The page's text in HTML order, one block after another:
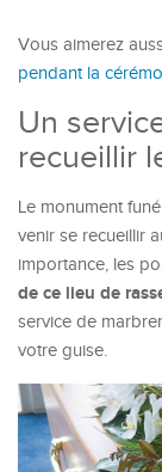
Vous aimerez
pendant la
Un
recueillir
Le monument
venir se recueillir
importance, les
de ce lieu de
service de
votre guise.